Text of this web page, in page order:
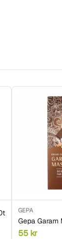
GEPA
Gepa Garam
55 kr